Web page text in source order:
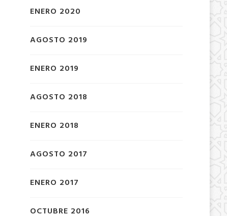
ENERO 2020
AGOSTO 2019
ENERO 2019
AGOSTO 2018
ENERO 2018
AGOSTO 2017
ENERO 2017
OCTUBRE 2016